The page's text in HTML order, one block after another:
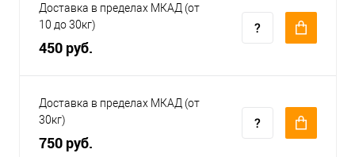
Доставка в пределах МКАД (от
10 до 30кг)
450 руб.
Доставка в пределах МКАД (от
30кг)
750 руб.